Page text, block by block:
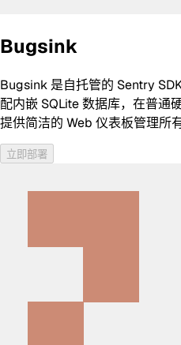
Bugsink
Bugsink 是自托管的 Sentry
配内嵌 SQLite 数据库，在普通
提供简洁的 Web 仪表板管理所
立即部署